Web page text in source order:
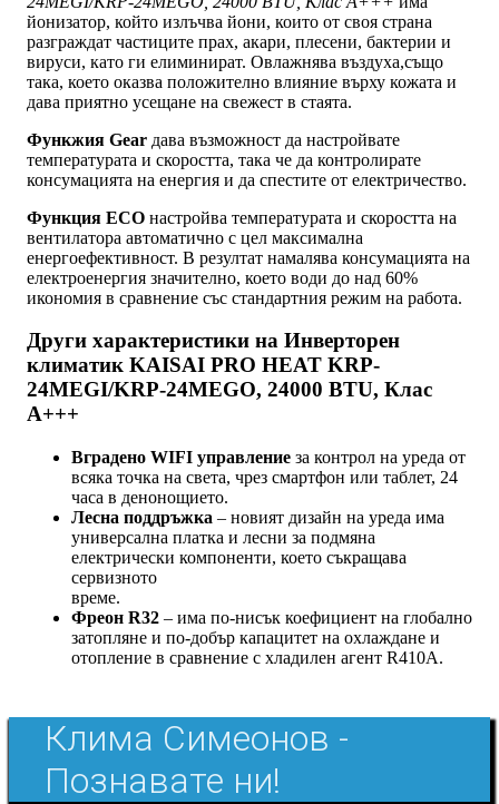
йонизатор, който излъчва йони, които от своя страна
разграждат частиците прах, акари, плесени, бактерии и
вируси, като ги елиминират. Овлажнява въздуха,също
така, което оказва положително влияние върху кожата и
дава приятно усещане на свежест в стаята.
Функжия Gear дава възможност да настройвате
температурата и скоростта, така че да контролирате
консумацията на енергия и да спестите от електричество.
Функция ECO настройва температурата и скоростта на
вентилатора автоматично с цел максимална
енергоефективност. В резултат намалява консумацията на
електроенергия значително, което води до над 60%
икономия в сравнение със стандартния режим на работа.
Други характеристики на Инверторен
климатик KAISAI PRO HEAT KRP-
24MEGI/KRP-24MEGO, 24000 BTU, Клас
A+++
Вградено WIFI управление за контрол на уреда от
всяка точка на света, чрез смартфон или таблет, 24
часа в денонощието.
Лесна поддръжка – новият дизайн на уреда има
универсална платка и лесни за подмяна
електрически компоненти, което съкращава
сервизното
време.
Фреон R32 – има по-нисък коефициент на глобално
затопляне и по-добър капацитет на охлаждане и
отопление в сравнение с хладилен агент R410A.
Клима Симеонов -
Познавате ни!